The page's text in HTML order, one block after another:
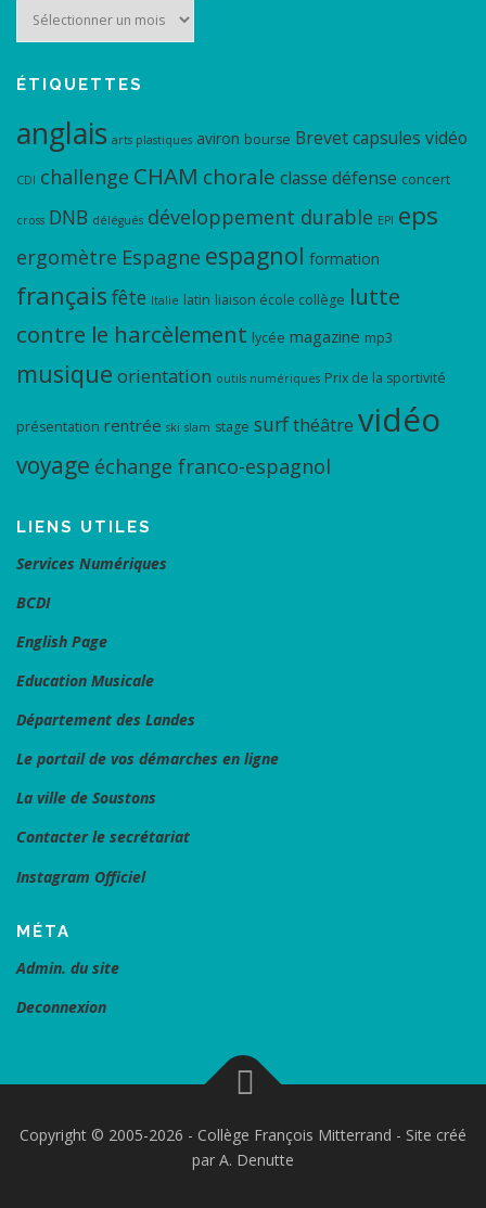
ÉTIQUETTES
anglais arts plastiques aviron bourse Brevetcapsules vidéo
CDI challenge CHAM chorale classe défense concert
cross DNB délégués développement durable EPI eps
ergomètre Espagne espagnol formation
français fête Italie latin liaison école collège lutte
contre le harcèlement lycée magazine mp3
musique orientation outils numériques Prix de la sportivité
présentation rentrée ski slam stage surfthéâtre vidéo
voyage échange franco-espagnol
LIENS UTILES
Services Numériques
BCDI
English Page
Education Musicale
Département des Landes
Le portail de vos démarches en ligne
La ville de Soustons
Contacter le secrétariat
Instagram Officiel
MÉTA
Admin. du site
Deconnexion
Copyright © 2005-2026 - Collège François Mitterrand - Site créé
par A. Denutte